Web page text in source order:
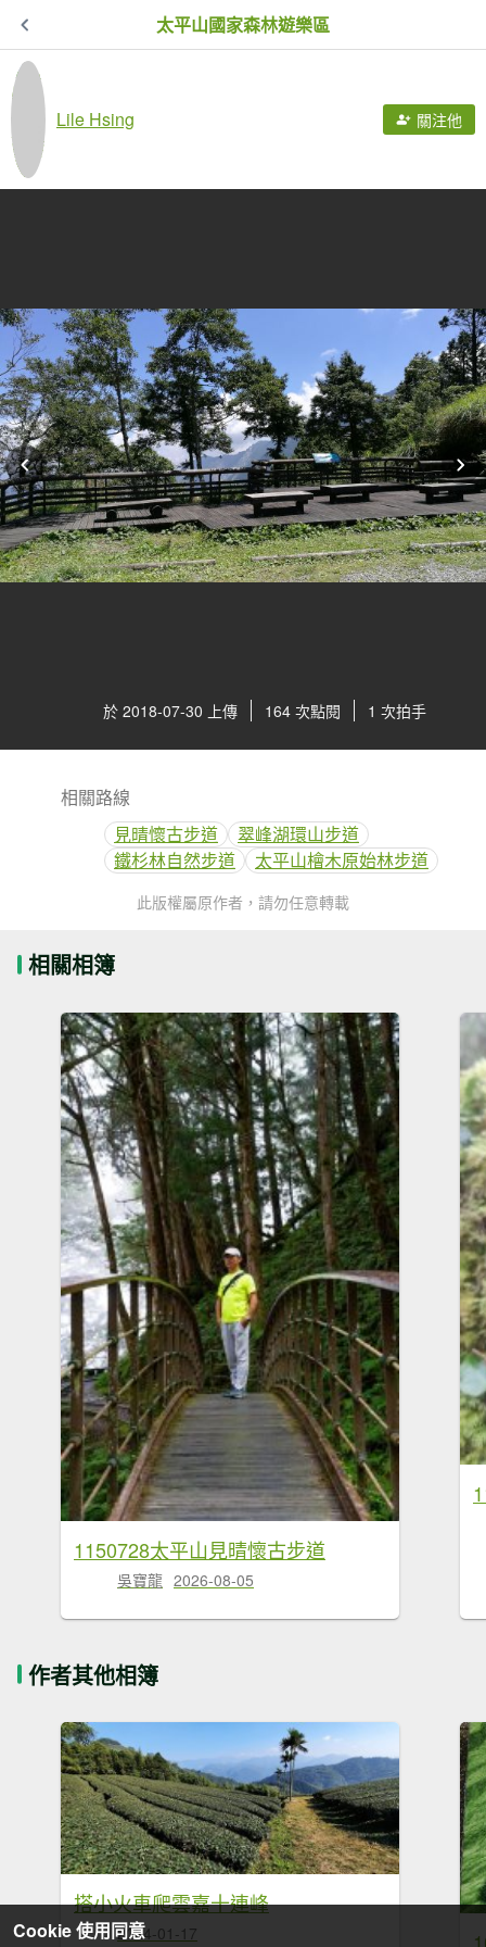
太平山國家森林遊樂區
Lile Hsing 關注他
於 2018-07-30 上傳 164 次點閱 1 次拍手
相關路線
見晴懷古步道
翠峰湖環山步道
鐵杉林自然步道
太平山檜木原始林步道
此版權屬原作者，請勿任意轉載
相關相簿
1150728太平山見晴懷古步道
吳寶龍 2026-08-05
作者其他相簿
搭小火車爬雲嘉十連峰
2024-01-17
Cookie 使用同意